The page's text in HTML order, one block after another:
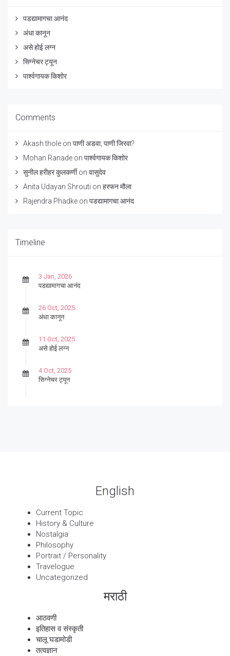
पडद्यामागचा आनंद
अंधा कानून
असे होई लग्न
सिग्नेचर ट्यून
पार्श्वगायक किशोर
Comments
Akash thole on पाणी अडवा; पाणी जिरवा?
Mohan Ranade on पार्श्वगायक किशोर
सुनील हरीहर कुलकर्णीon वासुदेव
Anita Udayan Shrouti on हरफन मौला
Rajendra Phadke on पडद्यामागचा आनंद
Timeline
3 Jan, 2026
पडद्यामागचा आनंद
26 Oct, 2025
अंधा कानून
11 Oct, 2025
असे होई लग्न
4 Oct, 2025
सिग्नेचर ट्यून
English
Current Topic
History & Culture
Nostalgia
Philosophy
Portrait / Personality
Travelogue
Uncategorized
मराठी
आठवणी
इतिहास व संस्कृती
चालू घडामोडी
तत्वज्ञान